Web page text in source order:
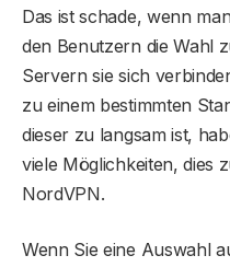
Das ist schade, wenn
den Benutzern die Wahl
Servern sie sich
zu einem bestimmten
dieser zu langsam ist,
viele Möglichkeiten, dies
NordVPN.
Wenn Sie eine Auswahl